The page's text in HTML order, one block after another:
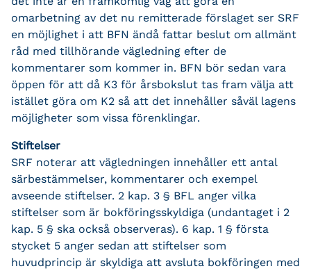
omarbetning av det nu remitterade förslaget ser SRF
en möjlighet i att BFN ändå fattar beslut om allmänt
råd med tillhörande vägledning efter de
kommentarer som kommer in. BFN bör sedan vara
öppen för att då K3 för årsbokslut tas fram välja att
istället göra om K2 så att det innehåller såväl lagens
möjligheter som vissa förenklingar.
Stiftelser
SRF noterar att vägledningen innehåller ett antal
särbestämmelser, kommentarer och exempel
avseende stiftelser. 2 kap. 3 § BFL anger vilka
stiftelser som är bokföringsskyldiga (undantaget i 2
kap. 5 § ska också observeras). 6 kap. 1 § första
stycket 5 anger sedan att stiftelser som
huvudprincip är skyldiga att avsluta bokföringen med